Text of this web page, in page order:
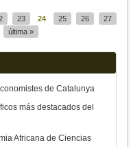
23 24 25 26
27
última »
de Catalunya
más destacados del
Africana de Ciencias